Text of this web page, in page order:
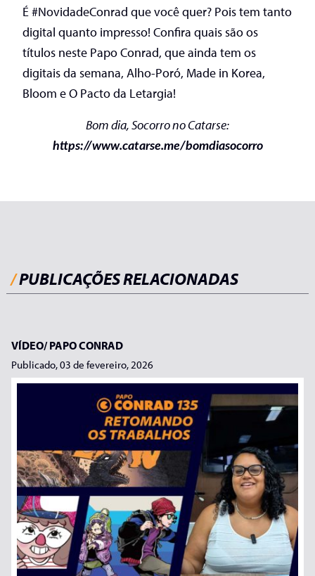
É#NovidadeConrad que você quer? Pois tem tanto
digital quanto impresso! Confira quais são os
títulos neste Papo Conrad, que ainda tem os
digitais da semana, Alho-Poró, Made in Korea,
Bloom e O Pacto da Letargia!
Bom dia, Socorro no Catarse:
https://www.catarse.me/bomdiasocorro
/PUBLICAÇÕES RELACIONADAS
VÍDEO/PAPO CONRAD
Publicado, 03 de fevereiro, 2026